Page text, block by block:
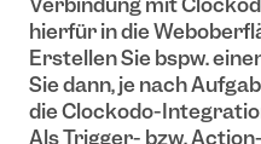
hierfür in die
Erstellen Sie bspw.
Sie dann, je nach
die Clockodo-
Als Trigger- bzw.